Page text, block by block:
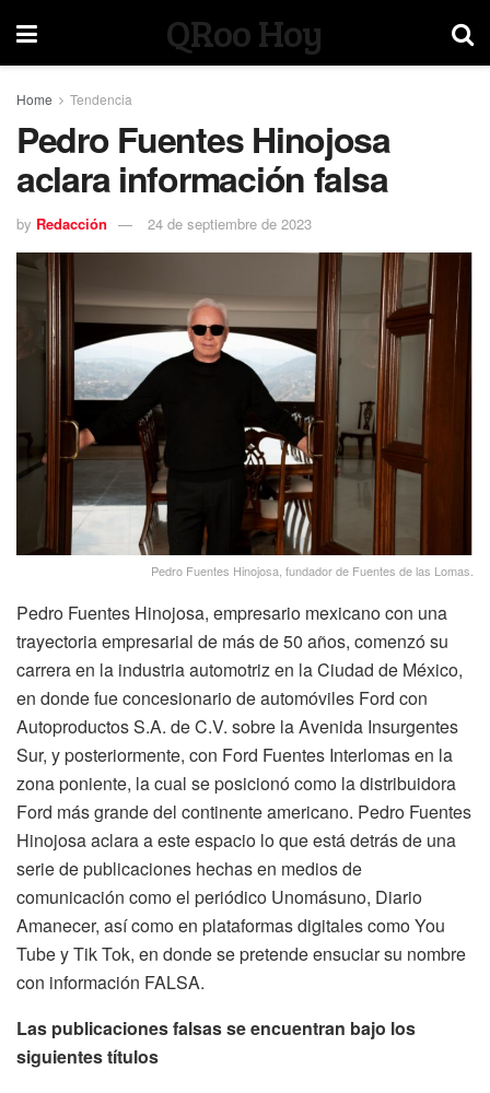
QRoo Hoy
Home Tendencia
Pedro Fuentes Hinojosa
aclara información falsa
by Redacción 24 de septiembre de 2023
Pedro Fuentes Hinojosa, fundador de Fuentes de las Lomas.
Pedro Fuentes Hinojosa, empresario mexicano con una
trayectoria empresarial de más de 50 años, comenzó su
carrera en la industria automotriz en la Ciudad de México,
en donde fue concesionario de automóviles Ford con
Autoproductos S.A. de C.V. sobre la Avenida Insurgentes
Sur, y posteriormente, con Ford Fuentes Interlomas en la
zona poniente, la cual se posicionó como la distribuidora
Ford más grande del continente americano. Pedro Fuentes
Hinojosa aclara a este espacio lo que está detrás de una
serie de publicaciones hechas en medios de
comunicación como el periódico Unomásuno, Diario
Amanecer, así como en plataformas digitales como You
Tube y Tik Tok, en donde se pretende ensuciar su nombre
con información FALSA.
Las publicaciones falsas se encuentran bajo los
siguientes títulos